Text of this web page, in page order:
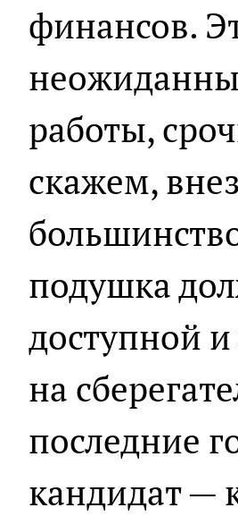
финансов.
работы,
скажем,
подушка
доступной
на
последние
кандидат —